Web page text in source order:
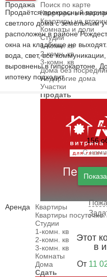
Продажа
Поиск по карте
Квартиры в
Квартиры на
Комнаты и доли
Студии
1-комн. кв
2-комн. кв
3-комн. кв
Дома без
Недорогие дома
Участки
Продать
Аренда
Квартиры
Квартиры посуточно
Студии
1-комн. кв
2-комн. кв
3-комн. кв
Комнаты
Дома
Сдать
Продаётся прекрасный
светлого дома с земельным
расположен в районе
окна на кладбище не
вода, свет, все
выровнены в гипсокартоне.
ипотеку подходит.
156
С
Этот
в
От 11